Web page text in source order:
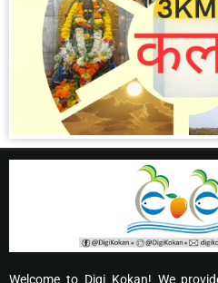
Welcome to Digi Kokan! We